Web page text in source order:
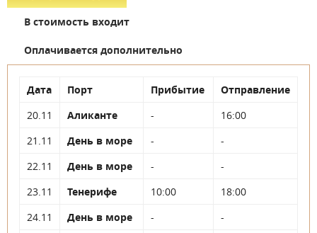
В стоимость входит
Оплачивается дополнительно
Дата Порт Прибытие
Отправление
20.11
Аликанте -
16:00
21.11
День в море -
-
22.11
День в море -
-
23.11
Тенерифе 10:00
18:00
24.11
День в море -
-